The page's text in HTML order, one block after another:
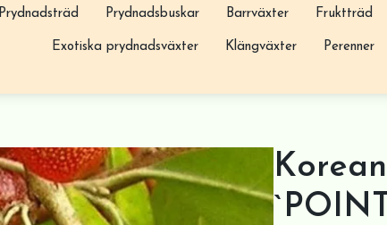
Prydnadsträd Prydnadsbuskar Barrväxter Fruktträd
Exotiska prydnadsväxter Klängväxter Perenner